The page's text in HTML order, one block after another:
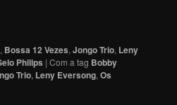
, Bossa 12 Vezes,Jongo Trio, Leny
Philips |Com a tag Bobby
Trio, Leny Eversong,Os